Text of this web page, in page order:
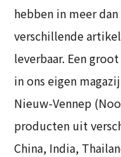
hebben in meer
verschillende
leverbaar. Een
in ons eigen
Nieuw-Vennep
producten uit
China, India,